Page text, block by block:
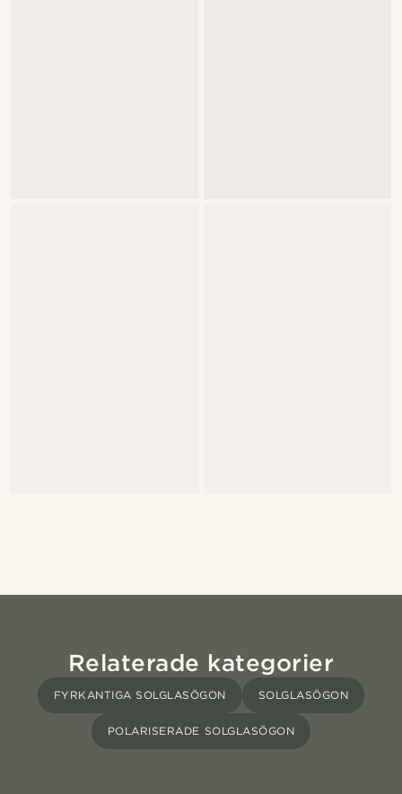
Relaterade kategorier
FYRKANTIGA SOLGLASÖGON SOLGLASÖGON
POLARISERADE SOLGLASÖGON